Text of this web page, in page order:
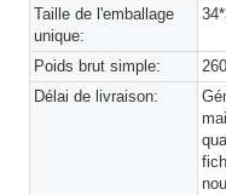
Taille de l'emballage
unique:
Poids brut simple:
Délai de livraison: